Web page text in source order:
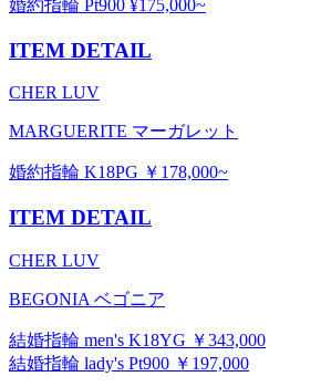
婚約指輪 Pt900 ¥175,000~
ITEM DETAIL
CHER LUV
MARGUERITE マーガレット
婚約指輪 K18PG ￥178,000~
ITEM DETAIL
CHER LUV
BEGONIA ベゴニア
結婚指輪 men's K18YG ￥343,000
結婚指輪 lady's Pt900 ￥197,000